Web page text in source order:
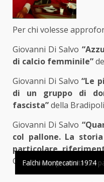
Il primo tesserino
Sion
Maglia Falchi Astro
Madeleine Boll oggi
La Gommagomma
Svizzera- Francia 2-2 del
Boll e Cathy Moser
Boll viene premiata dal
Falchi Montecatini 1974
Per chi volesse
Giovanni Di Salvo
di calcio femminile”
Giovanni Di Salvo “Le
di un gruppo di
fascista”della
Giovanni Di Salvo
col pallone. La
particolare
GEO Edizioni.